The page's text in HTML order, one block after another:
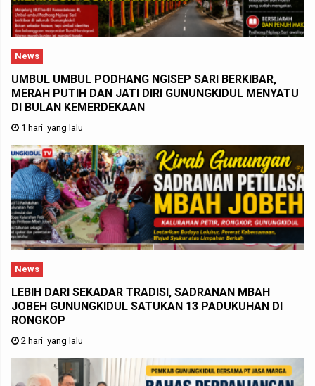
News
UMBUL UMBUL PODHANG NGISEP SARI BERKIBAR,
MERAH PUTIH DAN JATI DIRI GUNUNGKIDUL MENYATU
DI BULAN KEMERDEKAAN
1 hari yang lalu
News
LEBIH DARI SEKADAR TRADISI, SADRANAN MBAH
JOBEH GUNUNGKIDUL SATUKAN 13 PADUKUHAN DI
RONGKOP
2 hari yang lalu